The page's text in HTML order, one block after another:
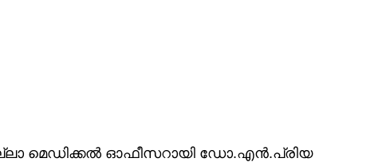
മെഡിക്കൽ ഓഫീസറായി ഡോ.എൻ.പ്രിയ